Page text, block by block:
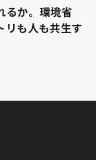
るか。環境省
リも人も共生す